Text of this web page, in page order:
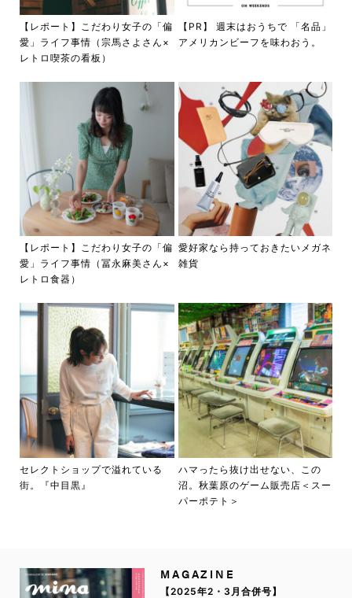
【レポート】こだわり女子の「偏
愛」ライフ事情（宗馬さよさん×
レトロ喫茶の看板）
【PR】 週末はおうちで 「名品」
アメリカンビーフを味わおう。
【レポート】こだわり女子の「偏
愛」ライフ事情（冨永麻美さん×
レトロ食器）
愛好家なら持っておきたいメガネ
雑貨
セレクトショップで溢れている
街。『中目黒』
ハマったら抜け出せない、この
沼。秋葉原のゲーム販売店＜スー
パーポテト＞
MAGAZINE
【2025年2・3月合併号】